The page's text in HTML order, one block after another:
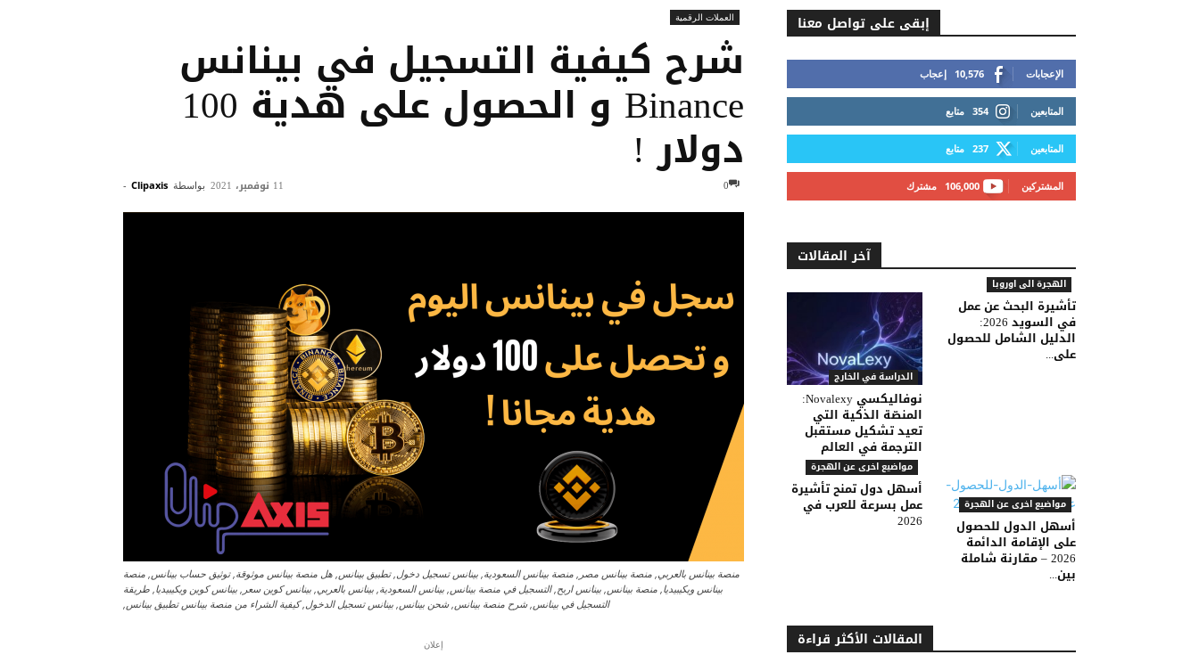
العملات الرقمية
شرح كيفية التسجيل في بينانس
Binance و الحصول على هدية 100
دولار !
بواسطة Clipaxis
- 11 نوفمبر، 2021 0
منصة بينانس بالعربي, منصة بينانس مصر, منصة بينانس السعودية, بينانس تسجيل دخول, تطبيق بينانس, هل منصة بينانس موثوقة, توثيق حساب بينانس, منصة
بينانس ويكيبيديا, منصة بينانس, بينانس اربح, التسجيل في منصة بينانس, بينانس السعودية, بينانس بالعربي, بينانس كوين سعر, بينانس كوين ويكيبيديا, طريقة
التسجيل في بينانس, شرح منصة بينانس, شحن بينانس, بينانس تسجيل الدخول, كيفية الشراء من منصة بينانس تطبيق بينانس,
إعلان
إبقى على تواصل معنا
10,576 إعجاب الإعجابات
354 متابع المتابعين
237 متابع المتابعين
106,000 مشترك المشتركين
آخر المقالات
الدراسة في الخارج
نوفاليكسي Novalexy:
المنصّة الذكية التي
تعيد تشكيل مستقبل
الترجمة في العالم
الهجرة الى اوروبا
تأشيرة البحث عن عمل
في السويد 2026:
الدليل الشامل للحصول
على...
مواضيع اخرى عن الهجرة
أسهل دول تمنح تأشيرة
عمل بسرعة للعرب في
2026
مواضيع اخرى عن الهجرة
أسهل الدول للحصول
على الإقامة الدائمة
2026 – مقارنة شاملة
بين...
المقالات الأكثر قراءة